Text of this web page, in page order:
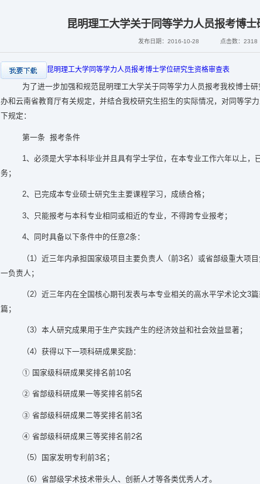
昆明理工大学关于同等学力人员报考博
发布日期：2016-10-28 点击数：2318
昆明理工大学同等学力人员报考博士学位研究生资格审查表
为了进一步加强和规范昆明理工大学关于同等学力人员报考我校博士
办和云南省教育厅有关规定，并结合我校研究生招生的实际情况，对同等学
下规定：
第一条 报考条件
1、必须是大学本科毕业并且具有学士学位，在本专业工作六年以上，
务；
2、已完成本专业硕士研究生主要课程学习，成绩合格；
3、只能报考与本科专业相同或相近的专业，不得跨专业报考；
4、同时具备以下条件中的任意2条：
（1）近三年内承担国家级项目主要负责人（前3名）或省部级重大项
一负责人；
（2）近三年内在全国核心期刊发表与本专业相关的高水平学术论文3
篇；
（3）本人研究成果用于生产实践产生的经济效益和社会效益显著；
（4）获得以下一项科研成果奖励：
① 国家级科研成果奖排名前10名
② 省部级科研成果一等奖排名前5名
③ 省部级科研成果二等奖排名前3名
④ 省部级科研成果三等奖排名前2名
（5）国家发明专利前3名；
（6）省部级学术技术带头人、创新人才等各类优秀人才。